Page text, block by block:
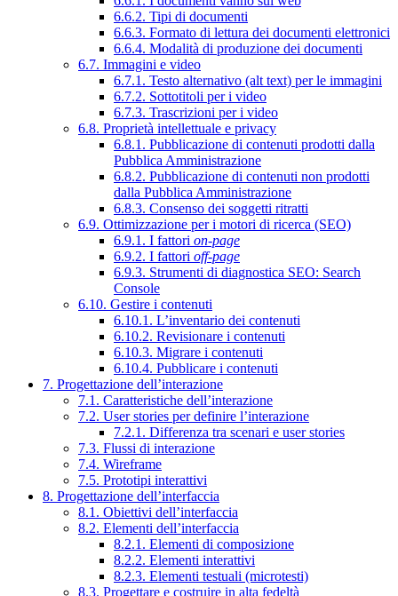
6.6.2. Tipi di documenti
6.6.3. Formato di lettura dei documenti elettronici
6.6.4. Modalità di produzione dei documenti
6.7. Immagini e video
6.7.1. Testo alternativo (alt text) per le immagini
6.7.2. Sottotitoli per i video
6.7.3. Trascrizioni per i video
6.8. Proprietà intellettuale e privacy
6.8.1. Pubblicazione di contenuti prodotti dalla
Pubblica Amministrazione
6.8.2. Pubblicazione di contenuti non prodotti
dalla Pubblica Amministrazione
6.8.3. Consenso dei soggetti ritratti
6.9. Ottimizzazione per i motori di ricerca (SEO)
6.9.1. I fattori on-page
6.9.2. I fattori off-page
6.9.3. Strumenti di diagnostica SEO: Search
Console
6.10. Gestire i contenuti
6.10.1. L’inventario dei contenuti
6.10.2. Revisionare i contenuti
6.10.3. Migrare i contenuti
6.10.4. Pubblicare i contenuti
7. Progettazione dell’interazione
7.1. Caratteristiche dell’interazione
7.2. User stories per definire l’interazione
7.2.1. Differenza tra scenari e user stories
7.3. Flussi di interazione
7.4. Wireframe
7.5. Prototipi interattivi
8. Progettazione dell’interfaccia
8.1. Obiettivi dell’interfaccia
8.2. Elementi dell’interfaccia
8.2.1. Elementi di composizione
8.2.2. Elementi interattivi
8.2.3. Elementi testuali (microtesti)
8.3. Progettare e costruire in alta fedeltà